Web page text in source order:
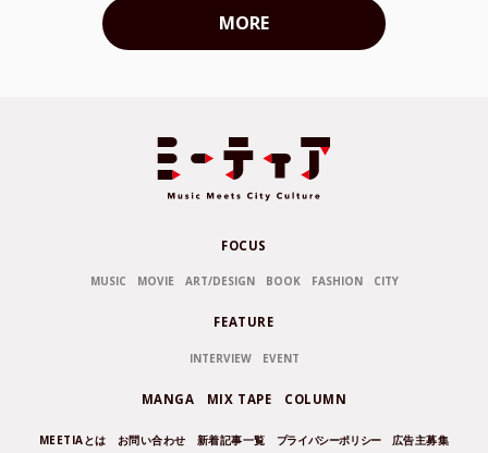
MORE
FOCUS
MUSIC MOVIE ART/DESIGN BOOK FASHION CITY
FEATURE
INTERVIEW EVENT
MANGA MIX TAPE COLUMN
MEETIAとは お問い合わせ 新着記事一覧 プライバシーポリシー 広告主募集